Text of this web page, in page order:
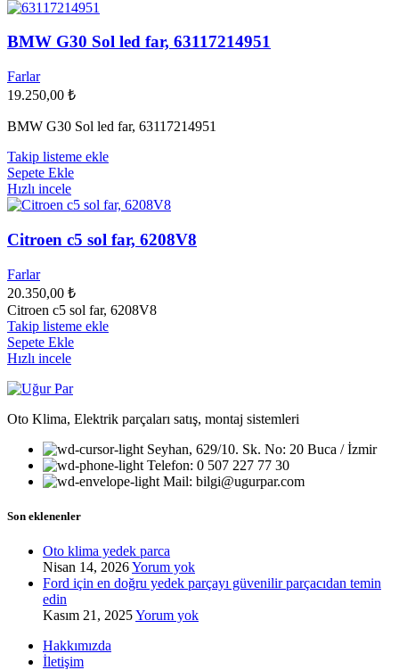
BMW G30 Sol led far, 63117214951
Farlar
19.250,00 ₺
BMW G30 Sol led far, 63117214951
Takip listeme ekle
Sepete Ekle
Hızlı incele
Citroen c5 sol far, 6208V8
Farlar
20.350,00 ₺
Citroen c5 sol far, 6208V8
Takip listeme ekle
Sepete Ekle
Hızlı incele
Oto Klima, Elektrik parçaları satış, montaj sistemleri
Seyhan, 629/10. Sk. No: 20 Buca / İzmir
Telefon: 0 507 227 77 30
Mail: bilgi@ugurpar.com
Son eklenenler
Oto klima yedek parca
Nisan 14, 2026Yorum yok
Ford için en doğru yedek parçayı güvenilir parçacıdan temin
edin
Kasım 21, 2025Yorum yok
Hakkımızda
İletişim